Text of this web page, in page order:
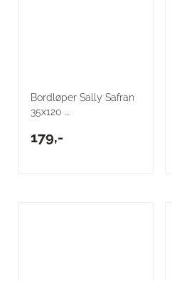
Bordløper Sally Safran
35x120 ...
179,-